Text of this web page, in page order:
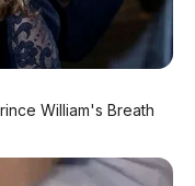
anak
William's Breath